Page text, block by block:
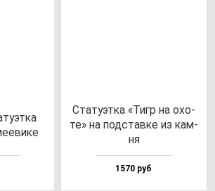
Ста­ту­эт­ка «Тигр на охо­
те» на под­став­ке из кам­
ня
1570 руб